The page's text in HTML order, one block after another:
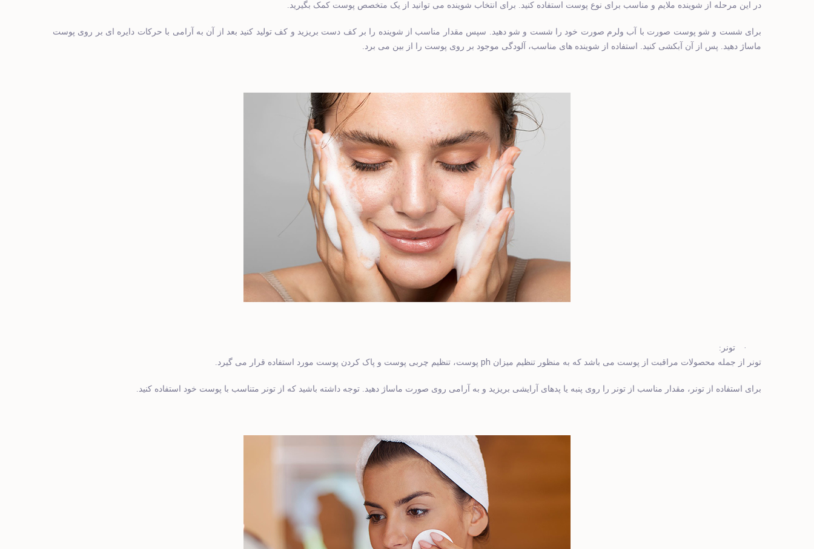
در این مرحله از شوینده ملایم و مناسب برای نوع پوست استفاده کنید. برای انتخاب شوینده می توانید از یک متخصص پوست کمک بگیرید.
برای شست و شو پوست صورت با آب ولرم صورت خود را شست و شو دهید. سپس مقدار مناسب از شوینده را بر کف دست بریزید و کف تولید کنید بعد از آن به آرامی با حرکات دایره ‌ای بر روی پوست
ماساژ دهید. پس از آن آبکشی کنید. استفاده از شوینده های مناسب، آلودگی موجود بر روی پوست را از بین می برد.
· تونر :
تونر از جمله محصولات مراقبت از پوست می باشد که به منظور تنظیم میزان ph پوست، تنظیم چربی پوست و پاک کردن پوست مورد استفاده قرار می گیرد.
برای استفاده از تونر، مقدار مناسب از تونر را روی پنبه یا پدهای آرایشی بریزید و به آرامی روی صورت ماساژ دهید. توجه داشته باشید که از تونر متناسب با پوست خود استفاده کنید.